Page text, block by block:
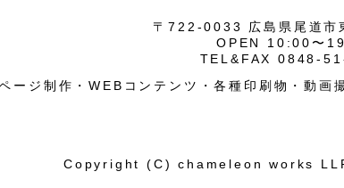
〒722-0033 広島県尾道市
OPEN 10:00〜
TEL&FAX 0848-
ージ制作・WEBコンテンツ・各種印刷物・動画
Copyright (C) chameleon works